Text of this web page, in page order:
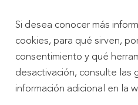
Si desea conocer más
cookies, para qué sirven,
consentimiento y qué
desactivación, consulte las
información adicional en la